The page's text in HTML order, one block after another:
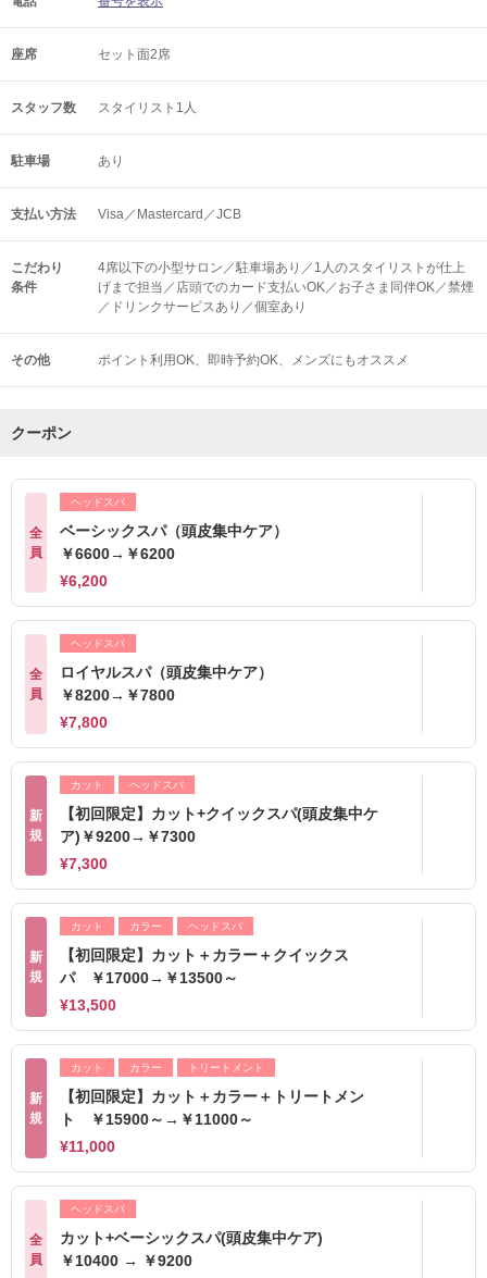
座席 セット面2席
スタッフ数 スタイリスト1人
駐車場 あり
支払い方法 Visa／Mastercard／JCB
こだわり
条件
4席以下の小型サロン／駐車場あり／1人のスタイリストが仕上
げまで担当／店頭でのカード支払いOK／お子さま同伴OK／禁煙
／ドリンクサービスあり／個室あり
その他 ポイント利用OK 即時予約OK メンズにもオススメ
クーポン
全
員
ヘッドスパ
ベーシックスパ（頭皮集中ケア）
￥6600→￥6200
¥6,200
全
員
ヘッドスパ
ロイヤルスパ（頭皮集中ケア）
￥8200→￥7800
¥7,800
新
規
カット ヘッドスパ
【初回限定】カット+クイックスパ(頭皮集中ケ
ア)￥9200→￥7300
¥7,300
新
規
カット カラー ヘッドスパ
【初回限定】カット＋カラー＋クイックス
パ ￥17000→￥13500～
¥13,500
新
規
カット カラー トリートメント
【初回限定】カット＋カラー＋トリートメン
ト ￥15900～→￥11000～
¥11,000
全
員
ヘッドスパ
カット+ベーシックスパ(頭皮集中ケア)
￥10400 → ￥9200